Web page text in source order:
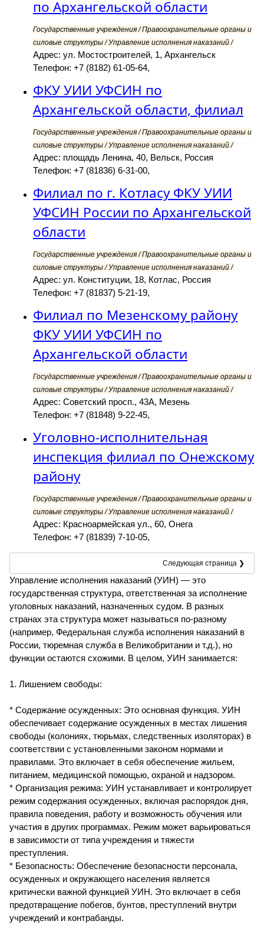
по Архангельской области
Государственные учреждения / Правоохранительные органы и
силовые структуры / Управление исполнения наказаний /
Адрес: ул. Мостостроителей, 1, Архангельск
Телефон: +7 (8182) 61-05-64,
ФКУ УИИ УФСИН по
Архангельской области, филиал
Государственные учреждения / Правоохранительные органы и
силовые структуры / Управление исполнения наказаний /
Адрес: площадь Ленина, 40, Вельск, Россия
Телефон: +7 (81836) 6-31-00,
Филиал по г. Котласу ФКУ УИИ
УФСИН России по Архангельской
области
Государственные учреждения / Правоохранительные органы и
силовые структуры / Управление исполнения наказаний /
Адрес: ул. Конституции, 18, Котлас, Россия
Телефон: +7 (81837) 5-21-19,
Филиал по Мезенскому району
ФКУ УИИ УФСИН по
Архангельской области
Государственные учреждения / Правоохранительные органы и
силовые структуры / Управление исполнения наказаний /
Адрес: Советский просп., 43А, Мезень
Телефон: +7 (81848) 9-22-45,
Уголовно-исполнительная
инспекция филиал по Онежскому
району
Государственные учреждения / Правоохранительные органы и
силовые структуры / Управление исполнения наказаний /
Адрес: Красноармейская ул., 60, Онега
Телефон: +7 (81839) 7-10-05,
Следующая страница ❯
Управление исполнения наказаний (УИН) — это
государственная структура, ответственная за исполнение
уголовных наказаний, назначенных судом. В разных
странах эта структура может называться по-разному
(например, Федеральная служба исполнения наказаний в
России, тюремная служба в Великобритании и т.д.), но
функции остаются схожими. В целом, УИН занимается:
1. Лишением свободы:
* Содержание осужденных: Это основная функция. УИН
обеспечивает содержание осужденных в местах лишения
свободы (колониях, тюрьмах, следственных изоляторах) в
соответствии с установленными законом нормами и
правилами. Это включает в себя обеспечение жильем,
питанием, медицинской помощью, охраной и надзором.
* Организация режима: УИН устанавливает и контролирует
режим содержания осужденных, включая распорядок дня,
правила поведения, работу и возможность обучения или
участия в других программах. Режим может варьироваться
в зависимости от типа учреждения и тяжести
преступления.
* Безопасность: Обеспечение безопасности персонала,
осужденных и окружающего населения является
критически важной функцией УИН. Это включает в себя
предотвращение побегов, бунтов, преступлений внутри
учреждений и контрабанды.